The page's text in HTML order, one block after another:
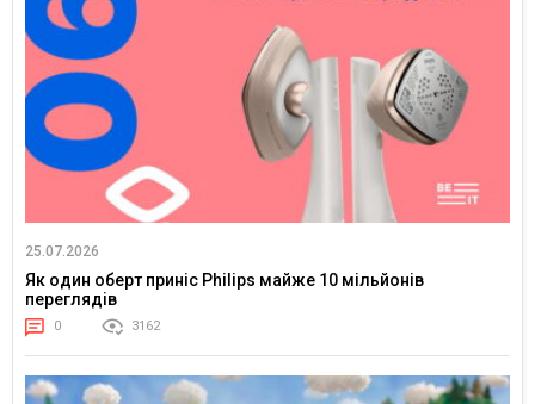
25.07.2026
Як один оберт приніс Philips майже 10 мільйонів
переглядів
0 3162